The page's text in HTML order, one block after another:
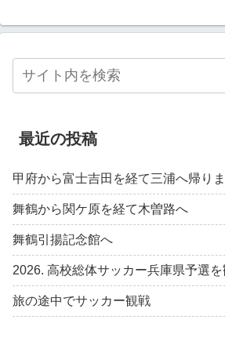
最近の投稿
甲府から富士吉田を経て三浦へ帰り
舞鶴から関ケ原を経て木曽路へ
舞鶴引揚記念館へ
2026. 高校総体サッカー兵庫県予選
旅の途中でサッカー観戦